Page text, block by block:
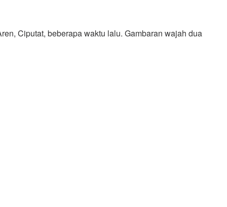
Ciputat, beberapa waktu lalu. Gambaran wajah dua